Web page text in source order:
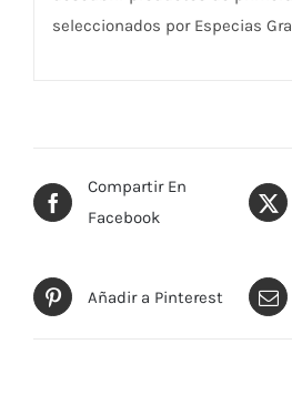
seleccionados por Especias
Compartir En
Facebook
Añadir a Pinterest